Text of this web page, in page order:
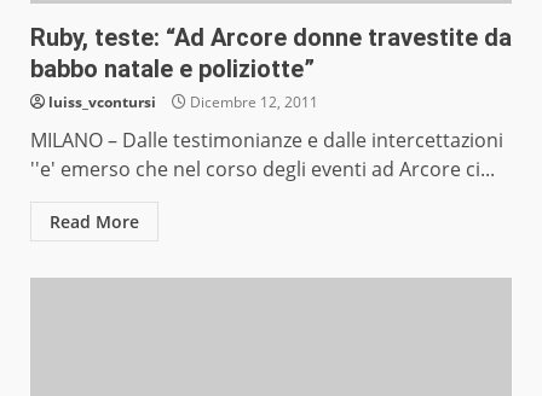
Ruby, teste: “Ad Arcore donne travestite da
babbo natale e poliziotte”
luiss_vcontursi Dicembre 12, 2011
MILANO – Dalle testimonianze e dalle intercettazioni
''e' emerso che nel corso degli eventi ad Arcore ci...
Read More